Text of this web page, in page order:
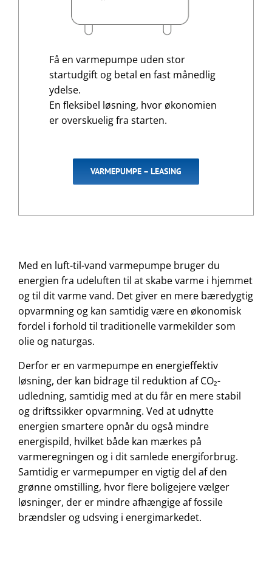
Få en varmepumpe uden stor
startudgift og betal en fast månedlig
ydelse.
En fleksibel løsning, hvor økonomien
er overskuelig fra starten.
VARMEPUMPE – LEASING
Med en luft-til-vand varmepumpe bruger du
energien fra udeluften til at skabe varme i hjemmet
og til dit varme vand. Det giver en mere bæredygtig
opvarmning og kan samtidig være en økonomisk
fordel i forhold til traditionelle varmekilder som
olie og naturgas.
Derfor er en varmepumpe en energieffektiv
løsning, der kan bidrage til reduktion af CO₂-
udledning, samtidig med at du får en mere stabil
og driftssikker opvarmning. Ved at udnytte
energien smartere opnår du også mindre
energispild, hvilket både kan mærkes på
varmeregningen og i dit samlede energiforbrug.
Samtidig er varmepumper en vigtig del af den
grønne omstilling, hvor flere boligejere vælger
løsninger, der er mindre afhængige af fossile
brændsler og udsving i energimarkedet.